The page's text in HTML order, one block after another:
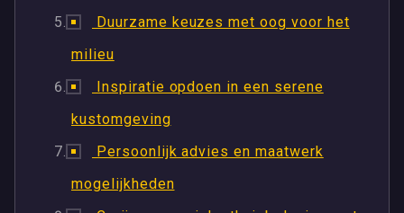
Duurzame keuzes met oog voor het
milieu
Inspiratie opdoen in een serene
kustomgeving
Persoonlijk advies en maatwerk
mogelijkheden